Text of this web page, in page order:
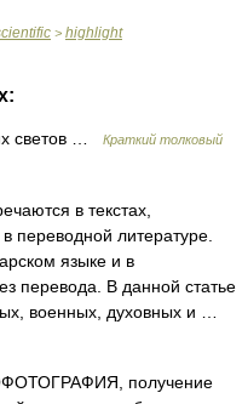
> highlight
светов …
Краткий толковый
в текстах,
переводной литературе.
языке и в
перевода. В данной статье
военных, духовных и …
получение